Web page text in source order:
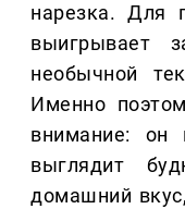
нарезка. Для
выигрывает
необычной
Именно
внимание: он
выглядит
домашний